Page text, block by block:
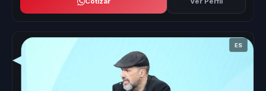
ES